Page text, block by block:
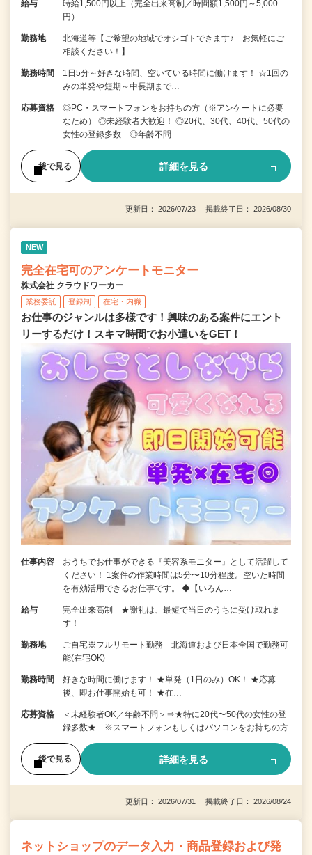
給与
時給1,500円以上（完全出来高制／時間額1,500円～5,000
円）
勤務地
北海道等【ご希望の地域でオシゴトできます♪ お気軽にご
相談ください！】
勤務時間
1日5分～好きな時間、空いている時間に働けます！ ☆1回の
みの単発や短期～中長期まで…
応募資格
◎PC・スマートフォンをお持ちの方（※アンケートに必要
なため） ◎未経験者大歓迎！ ◎20代、30代、40代、50代の
女性の登録多数 ◎年齢不問
後で見る 詳細を見る
更新日： 2026/07/23 掲載終了日： 2026/08/30
NEW
完全在宅可のアンケートモニター
株式会社 クラウドワーカー
業務委託 登録制 在宅・内職
お仕事のジャンルは多様です！興味のある案件にエント
リーするだけ！スキマ時間でお小遣いをGET！
仕事内容
おうちでお仕事ができる『美容系モニター』として活躍して
ください！ 1案件の作業時間は5分〜10分程度。空いた時間
を有効活用できるお仕事です。 ◆【いろん…
給与
完全出来高制 ★謝礼は、最短で当日のうちに受け取れま
す！
勤務地
ご自宅※フルリモート勤務 北海道および日本全国で勤務可
能(在宅OK)
勤務時間
好きな時間に働けます！ ★単発（1日のみ）OK！ ★応募
後、即お仕事開始も可！ ★在…
応募資格
＜未経験者OK／年齢不問＞⇒★特に20代〜50代の女性の登
録多数★ ※スマートフォンもしくはパソコンをお持ちの方
後で見る 詳細を見る
更新日： 2026/07/31 掲載終了日： 2026/08/24
ネットショップのデータ入力・商品登録および発